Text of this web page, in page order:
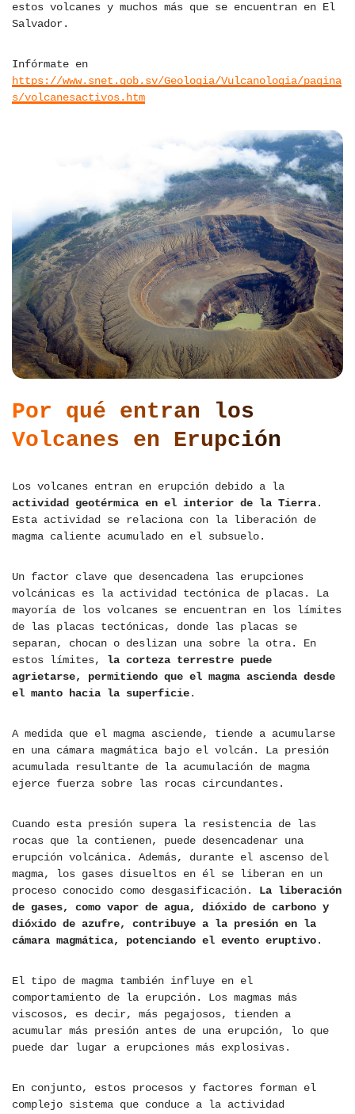
estos volcanes y muchos más que se encuentran en El
Salvador.
Infórmate en
https://www.snet.gob.sv/Geologia/Vulcanologia/pagina
s/volcanesactivos.htm
Por qué entran los
Volcanes en Erupción
Los volcanes entran en erupción debido a la
actividad geotérmica en el interior de la Tierra.
Esta actividad se relaciona con la liberación de
magma caliente acumulado en el subsuelo.
Un factor clave que desencadena las erupciones
volcánicas es la actividad tectónica de placas. La
mayoría de los volcanes se encuentran en los límites
de las placas tectónicas, donde las placas se
separan, chocan o deslizan una sobre la otra. En
estos límites, la corteza terrestre puede
agrietarse, permitiendo que el magma ascienda desde
el manto hacia la superficie.
A medida que el magma asciende, tiende a acumularse
en una cámara magmática bajo el volcán. La presión
acumulada resultante de la acumulación de magma
ejerce fuerza sobre las rocas circundantes.
Cuando esta presión supera la resistencia de las
rocas que la contienen, puede desencadenar una
erupción volcánica. Además, durante el ascenso del
magma, los gases disueltos en él se liberan en un
proceso conocido como desgasificación. La liberación
de gases, como vapor de agua, dióxido de carbono y
dióxido de azufre, contribuye a la presión en la
cámara magmática, potenciando el evento eruptivo.
El tipo de magma también influye en el
comportamiento de la erupción. Los magmas más
viscosos, es decir, más pegajosos, tienden a
acumular más presión antes de una erupción, lo que
puede dar lugar a erupciones más explosivas.
En conjunto, estos procesos y factores forman el
complejo sistema que conduce a la actividad